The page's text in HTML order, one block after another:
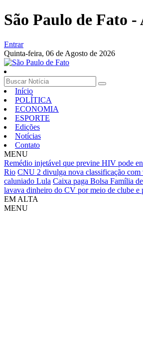
São Paulo de Fato
Entrar
Quinta-feira, 06 de Agosto de 2026
Início
POLÍTICA
ECONOMIA
ESPORTE
Edições
Notícias
Contato
MENU
Remédio injetável que previne HIV pode
Rio CNU 2 divulga nova classificação com
caluniado Lula Caixa paga Bolsa Família
lavava dinheiro do CV por meio de clube e
EM ALTA
MENU